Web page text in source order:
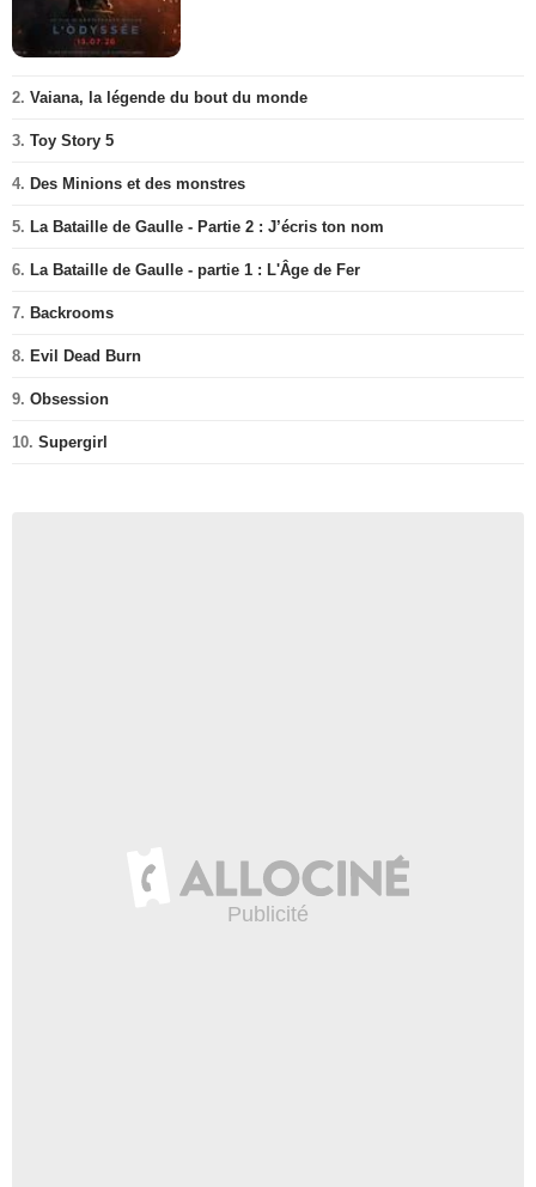
2. Vaiana, la légende du bout du monde
3. Toy Story 5
4. Des Minions et des monstres
5. La Bataille de Gaulle - Partie 2 : J’écris ton nom
6. La Bataille de Gaulle - partie 1 : L'Âge de Fer
7. Backrooms
8. Evil Dead Burn
9. Obsession
10. Supergirl